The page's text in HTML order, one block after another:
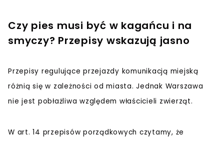
Czy pies musi być w kagańcu i na
smyczy? Przepisy wskazują jasno
Przepisy regulujące przejazdy komunikacją miejską
różnią się w zależności od miasta. Jednak Warszawa
nie jest pobłażliwa względem właścicieli zwierząt.
W art. 14 przepisów porządkowych czytamy, że